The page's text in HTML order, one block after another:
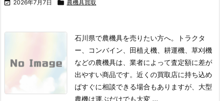
 2026年7月7日  農機具買取
石川県で農機具を売りたい方へ。トラクタ
ー、コンバイン、田植え機、耕運機、草刈機
などの農機具は、業者によって査定額に差が
出やすい商品です。 近くの買取店に持ち込め
ばすぐに相談できる場合もありますが、大型
農機は運ぶだけでも大変 ...